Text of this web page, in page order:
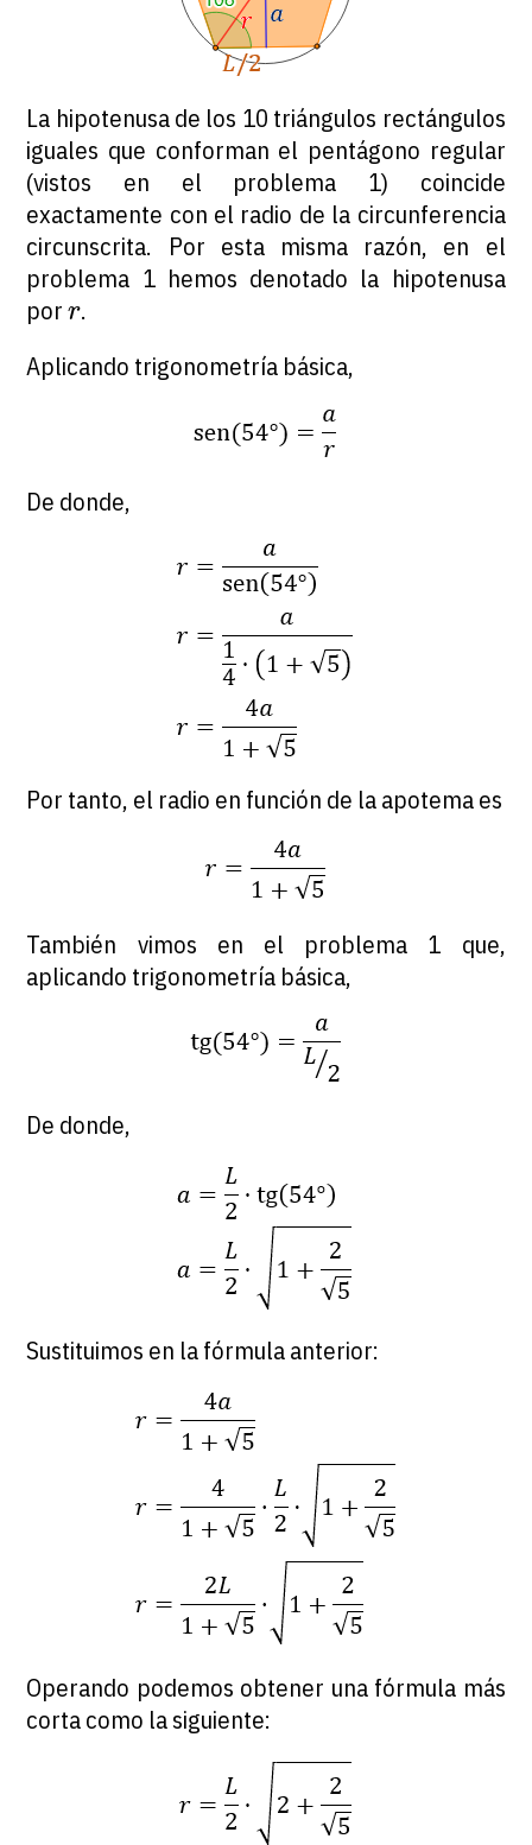
La hipotenusa de los 10 triángulos rectángulos
iguales que conforman el pentágono regular
(vistos en el problema 1) coincide
exactamente con el radio de la circunferencia
circunscrita. Por esta misma razón, en el
problema 1 hemos denotado la hipotenusa
porr
r.
Aplicando trigonometría básica,
De donde,
Por tanto, el radio en función de la apotema es
También vimos en el problema 1 que,
aplicando trigonometría básica,
De donde,
Sustituimos en la fórmula anterior:
Operando podemos obtener una fórmula más
corta como la siguiente: